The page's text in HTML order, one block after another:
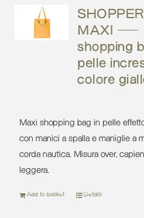
SHOPPER
MAXI –
shopping
pelle
colore
Maxi shopping bag in pelle
con manici a spalla e maniglie a
corda nautica. Misura over,
leggera.
Add to basket Details